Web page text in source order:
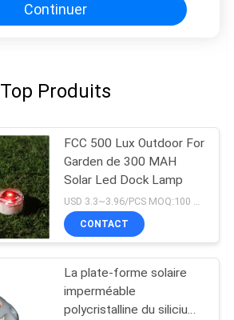
Continuer
Top Produits
FCC 500 Lux Outdoor For
Garden de 300 MAH
Solar Led Dock Lamp
USD 3.3~3.96/PCS MOQ:100 PCS
CONTACT
La plate-forme solaire
imperméable
polycristalline du silicium